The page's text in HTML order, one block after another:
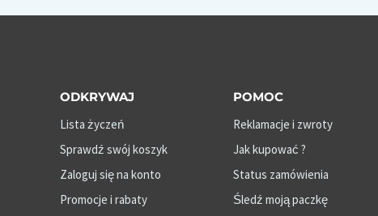
ODKRYWAJ
Lista życzeń
Sprawdź swój koszyk
Zaloguj się na konto
Promocje i rabaty
POMOC
Reklamacje i zwroty
Jak kupować ?
Status zamówienia
Śledź moją paczkę